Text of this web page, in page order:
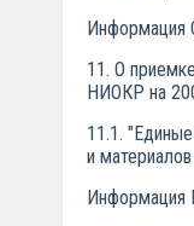
11. О
НИОКР на
11.1.
и